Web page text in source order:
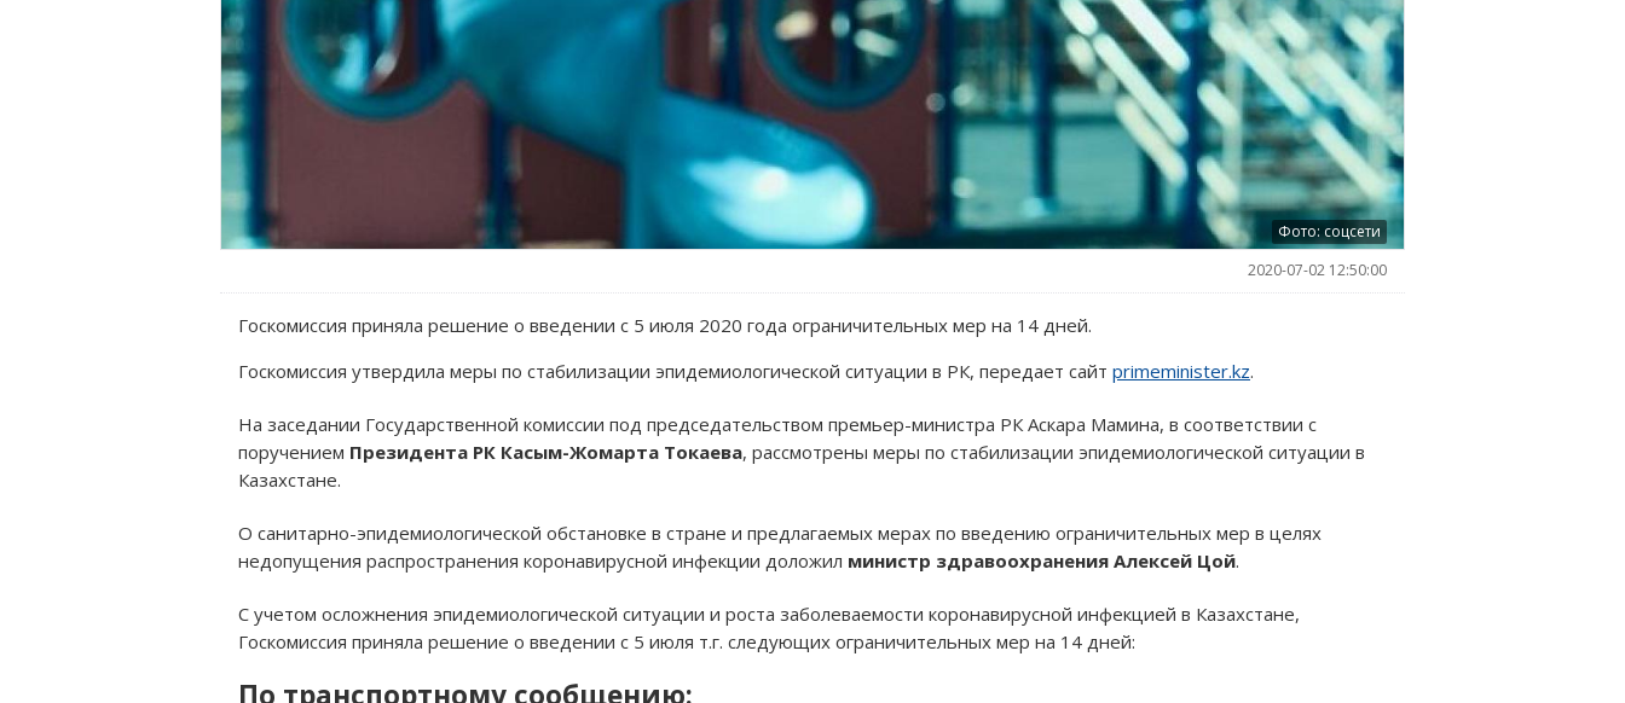
Фото: соцсети
2020-07-02 12:50:00
Госкомиссия приняла решение о введении с 5 июля 2020 года ограничительных мер на 14 дней.
Госкомиссия утвердила меры по стабилизации эпидемиологической ситуации в РК, передает сайт primeminister.kz.
На заседании Государственной комиссии под председательством премьер-министра РК Аскара Мамина, в соответствии с
поручением Президента РК Касым-Жомарта Токаева, рассмотрены меры по стабилизации эпидемиологической ситуации в
Казахстане.
О санитарно-эпидемиологической обстановке в стране и предлагаемых мерах по введению ограничительных мер в целях
недопущения распространения коронавирусной инфекции доложил министр здравоохранения Алексей Цой.
С учетом осложнения эпидемиологической ситуации и роста заболеваемости коронавирусной инфекцией в Казахстане,
Госкомиссия приняла решение о введении с 5 июля т.г. следующих ограничительных мер на 14 дней:
По транспортному сообщению: